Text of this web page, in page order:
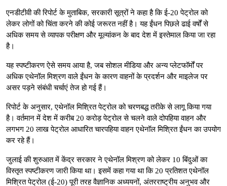
एनडीटीवी की रिपोर्ट के मुताबिक, सरकारी सूत्रों ने कहा है कि ई-20 पेट्रोल को
लेकर लोगों को चिंता करने की कोई जरूरत नहीं है। यह ईंधन पिछले ढाई वर्षों से
अधिक समय से व्यापक परीक्षण और मूल्यांकन के बाद देश में इस्तेमाल किया जा रहा
है।
यह स्पष्टीकरण ऐसे समय आया है, जब सोशल मीडिया और अन्य प्लेटफॉर्मों पर
अधिक एथेनॉल मिश्रण वाले ईंधन के कारण वाहनों के प्रदर्शन और माइलेज पर
असर पड़ने संबंधी चर्चाएं तेज हो गई हैं।
रिपोर्ट के अनुसार, एथेनॉल मिश्रित पेट्रोल को चरणबद्ध तरीके से लागू किया गया
है। वर्तमान में देश में करीब 20 करोड़ पेट्रोल से चलने वाले दोपहिया वाहन और
लगभग 20 लाख पेट्रोल आधारित चारपहिया वाहन एथेनॉल मिश्रित ईंधन का उपयोग
कर रहे हैं।
जुलाई की शुरुआत में केंद्र सरकार ने एथेनॉल मिश्रण को लेकर 10 बिंदुओं का
विस्तृत स्पष्टीकरण जारी किया था। इसमें कहा गया था कि 20 प्रतिशत एथेनॉल
मिश्रित पेट्रोल (ई-20) पूरी तरह वैज्ञानिक अध्ययनों, अंतरराष्ट्रीय अनुभव और